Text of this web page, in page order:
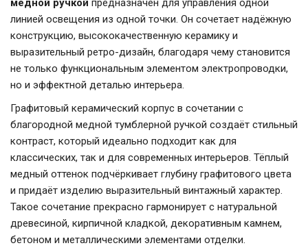
медной ручкой предназначен для управления одной
линией освещения из одной точки. Он сочетает надёжную
конструкцию, высококачественную керамику и
выразительный ретро-дизайн, благодаря чему становится
не только функциональным элементом электропроводки,
но и эффектной деталью интерьера.
Графитовый керамический корпус в сочетании с
благородной медной тумблерной ручкой создаёт стильный
контраст, который идеально подходит как для
классических, так и для современных интерьеров. Тёплый
медный оттенок подчёркивает глубину графитового цвета
и придаёт изделию выразительный винтажный характер.
Такое сочетание прекрасно гармонирует с натуральной
древесиной, кирпичной кладкой, декоративным камнем,
бетоном и металлическими элементами отделки.